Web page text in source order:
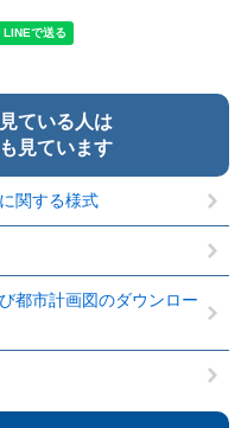
ている人は
見ています
関する様式
都市計画図のダウンロー